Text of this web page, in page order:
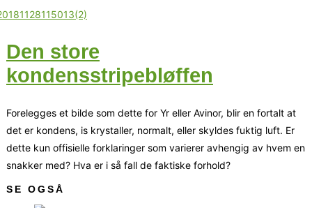
Den store
kondensstripebløffen
Forelegges et bilde som dette for Yr eller Avinor, blir en fortalt at
det er kondens, is krystaller, normalt, eller skyldes fuktig luft. Er
dette kun offisielle forklaringer som varierer avhengig av hvem en
snakker med? Hva er i så fall de faktiske forhold?
SE OGSÅ